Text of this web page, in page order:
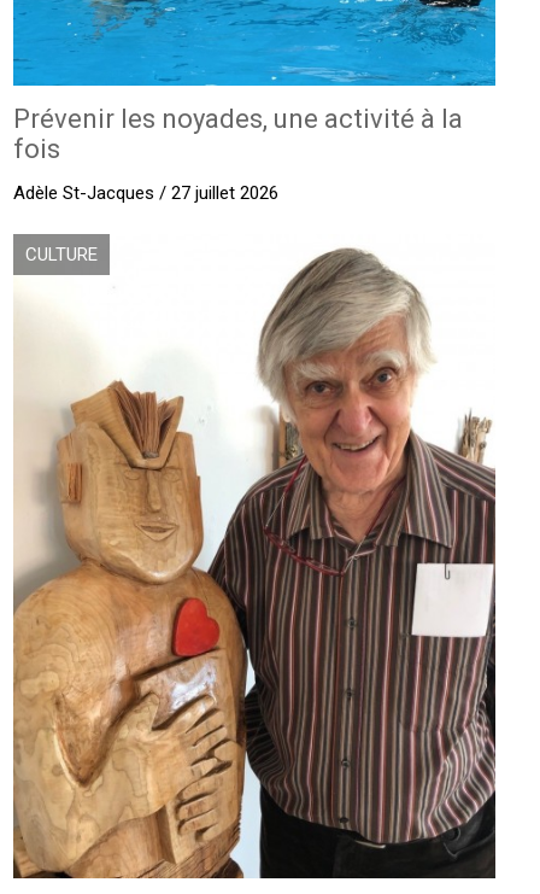
Prévenir les noyades, une activité à la
fois
Adèle St-Jacques / 27 juillet 2026
CULTURE